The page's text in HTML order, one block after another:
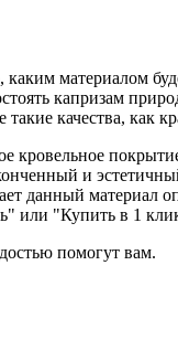
материалом
капризам
качества, как
кровельное
и
данный
или "Купить в 1
помогут вам.